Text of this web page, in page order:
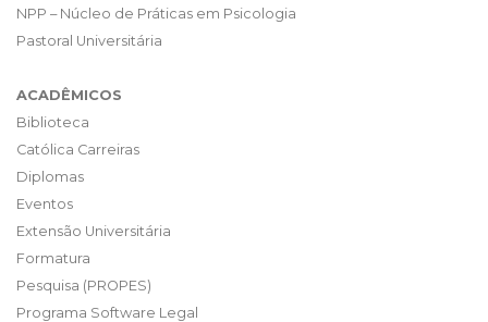
NPP – Núcleo de Práticas em Psicologia
Pastoral Universitária
ACADÊMICOS
Biblioteca
Católica Carreiras
Diplomas
Eventos
Extensão Universitária
Formatura
Pesquisa (PROPES)
Programa Software Legal